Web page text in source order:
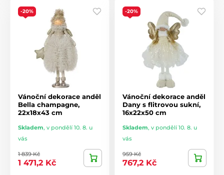
-20%
Vánoční dekorace anděl
Bella champagne,
22x18x43 cm
Skladem, v pondělí 10. 8. u
vás
1 839 Kč
1 471,2 Kč
-20%
Vánoční dekorace anděl
Dany s flitrovou sukní,
16x22x50 cm
Skladem, v pondělí 10. 8. u
vás
959 Kč
767,2 Kč